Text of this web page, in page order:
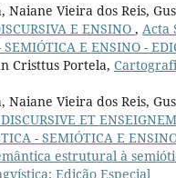
Vieira dos Reis,
E ENSINO , Acta
E ENSINO -
Cristtus Portela,
Vieira dos Reis,
ET
- SEMIÓTICA E
estrutural à
Edição Especial